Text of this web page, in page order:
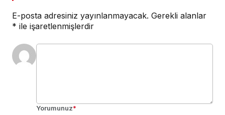
E-posta adresiniz yayınlanmayacak. Gerekli alanlar
* ile işaretlenmişlerdir
Yorumunuz*